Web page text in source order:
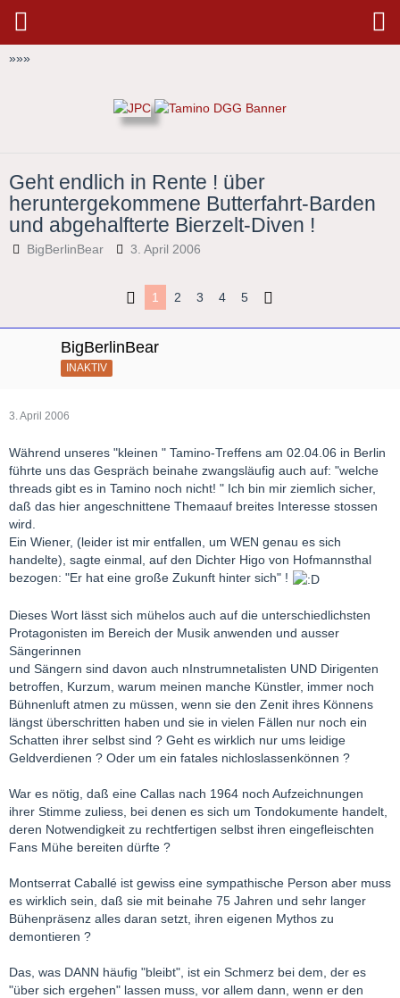
»»»
Geht endlich in Rente ! über
heruntergekommene Butterfahrt-Barden
und abgehalfterte Bierzelt-Diven !
BigBerlinBear 3. April 2006
1 2 3 4 5
BigBerlinBear
INAKTIV
3. April 2006
Während unseres "kleinen " Tamino-Treffens am 02.04.06 in Berlin
führte uns das Gespräch beinahe zwangsläufig auch auf: "welche
threads gibt es in Tamino noch nicht! " Ich bin mir ziemlich sicher,
daß das hier angeschnittene Themaauf breites Interesse stossen
wird.
Ein Wiener, (leider ist mir entfallen, um WEN genau es sich
handelte), sagte einmal, auf den Dichter Higo von Hofmannsthal
bezogen: "Er hat eine große Zukunft hinter sich" !
Dieses Wort lässt sich mühelos auch auf die unterschiedlichsten
Protagonisten im Bereich der Musik anwenden und ausser
Sängerinnen
und Sängern sind davon auch nInstrumnetalisten UND Dirigenten
betroffen, Kurzum, warum meinen manche Künstler, immer noch
Bühnenluft atmen zu müssen, wenn sie den Zenit ihres Könnens
längst überschritten haben und sie in vielen Fällen nur noch ein
Schatten ihrer selbst sind ? Geht es wirklich nur ums leidige
Geldverdienen ? Oder um ein fatales nichloslassenkönnen ?
War es nötig, daß eine Callas nach 1964 noch Aufzeichnungen
ihrer Stimme zuliess, bei denen es sich um Tondokumente handelt,
deren Notwendigkeit zu rechtfertigen selbst ihren eingefleischten
Fans Mühe bereiten dürfte ?
Montserrat Caballé ist gewiss eine sympathische Person aber muss
es wirklich sein, daß sie mit beinahe 75 Jahren und sehr langer
Bühenpräsenz alles daran setzt, ihren eigenen Mythos zu
demontieren ?
Das, was DANN häufig "bleibt", ist ein Schmerz bei dem, der es
"über sich ergehen" lassen muss, vor allem dann, wenn er den